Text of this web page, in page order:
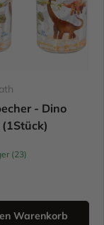
- Dino
(23)
Warenkorb